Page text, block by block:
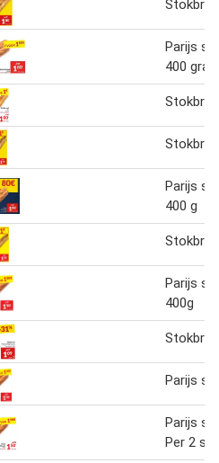
Parijs
400
Parijs
400 g
Parijs
400g
Parijs
Parijs
Per 2